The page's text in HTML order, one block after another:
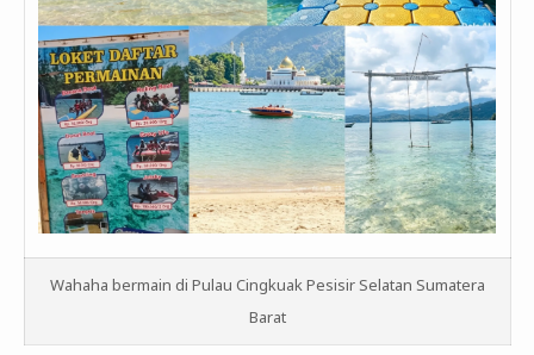
Wahaha bermain di Pulau Cingkuak Pesisir Selatan Sumatera
Barat